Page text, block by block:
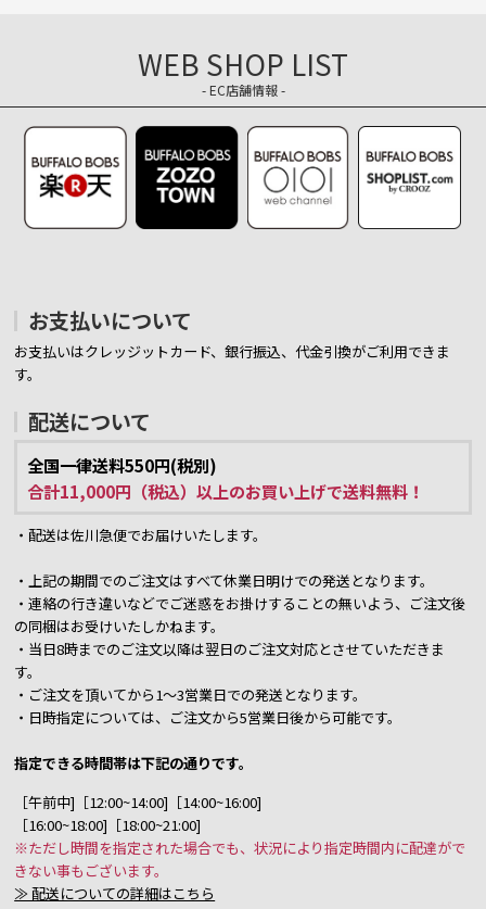
WEB SHOP LIST
- EC店舗情報 -
お支払いについて
お支払いはクレッジットカード、銀行振込、代金引換がご利用できま
す。
配送について
全国一律送料550円(税別)
合計11,000円（税込）以上のお買い上げで送料無料！
・配送は佐川急便でお届けいたします。
・上記の期間でのご注文はすべて休業日明けでの発送となります。
・連絡の行き違いなどでご迷惑をお掛けすることの無いよう、ご注文後
の同梱はお受けいたしかねます。
・当日8時までのご注文以降は翌日のご注文対応とさせていただきま
す。
・ご注文を頂いてから1～3営業日での発送となります。
・日時指定については、ご注文から5営業日後から可能です。
指定できる時間帯は下記の通りです。
［午前中]［12:00~14:00]［14:00~16:00]
［16:00~18:00]［18:00~21:00]
※ただし時間を指定された場合でも、状況により指定時間内に配達がで
きない事もございます。
≫ 配送についての詳細はこちら